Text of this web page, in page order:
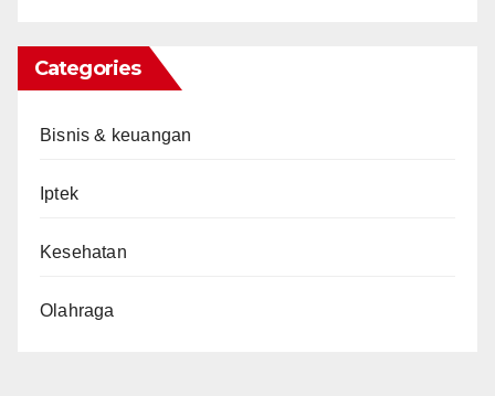
Categories
Bisnis & keuangan
Iptek
Kesehatan
Olahraga